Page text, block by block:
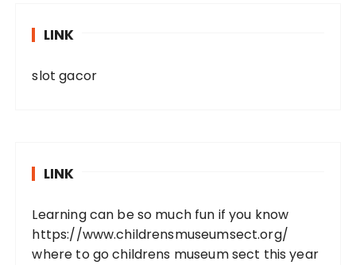
LINK
slot gacor
LINK
Learning can be so much fun if you know
https://www.childrensmuseumsect.org/
where to go childrens museum sect this year